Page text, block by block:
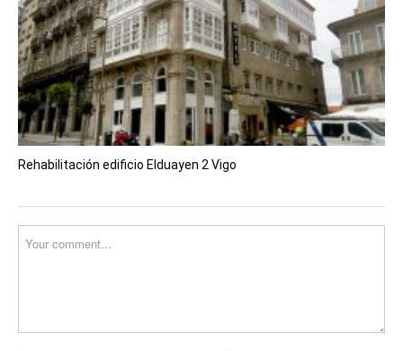
Rehabilitación edificio Elduayen 2 Vigo